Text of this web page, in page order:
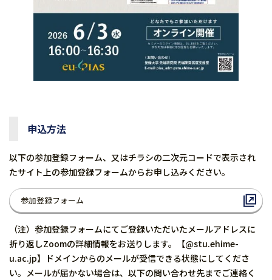
申込方法
以下の参加登録フォーム、又はチラシの二次元コードで表示され
たサイト上の参加登録フォームからお申し込みください。
参加登録フォーム
（注）参加登録フォームにてご登録いただいたメールアドレスに
折り返しZoomの詳細情報をお送りします。【@stu.ehime-
u.ac.jp】ドメインからのメールが受信できる状態にしてくださ
い。メールが届かない場合は、以下の問い合わせ先までご連絡く